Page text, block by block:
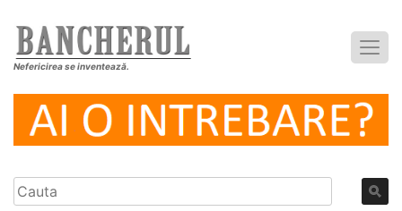
Nefericirea se inventează.